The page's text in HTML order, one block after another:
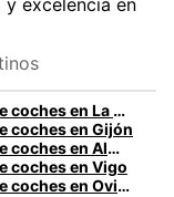
excelencia en
Alquiler de coches en La Coruña
coches en Gijón
Alquiler de coches en Almería
coches en Vigo
Alquiler de coches en Oviedo